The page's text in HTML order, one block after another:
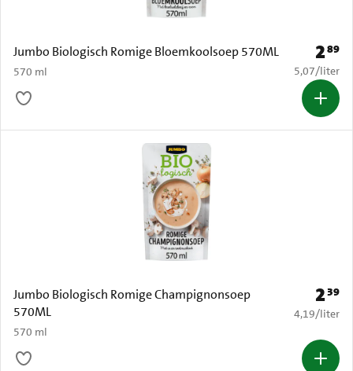
Jumbo Biologisch Romige Bloemkoolsoep 570ML
570 ml
Prijs:
289
€ 5,07 per
5,07/liter
Jumbo Biologisch Romige Champignonsoep
570ML
570 ml
Prijs:
239
€ 4,19 per
4,19/liter